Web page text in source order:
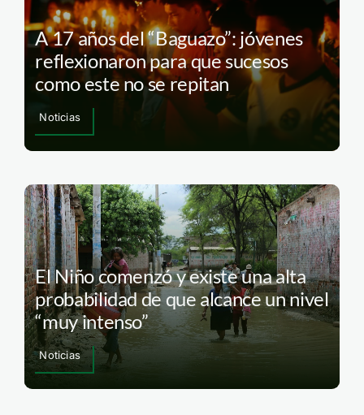
A 17 años del “Baguazo”: jóvenes
reflexionaron para que sucesos
como este no se repitan
Noticias
El Niño comenzó y existe una alta
probabilidad de que alcance un nivel
“muy intenso”
Noticias